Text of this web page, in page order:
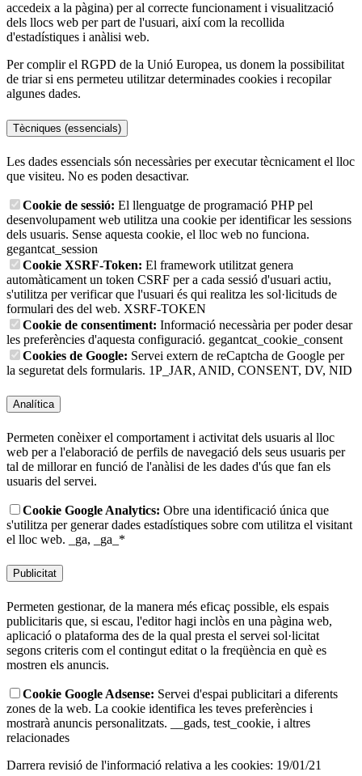
accedeix a la pàgina) per al correcte funcionament i visualització
dels llocs web per part de l'usuari, així com la recollida
d'estadístiques i anàlisi web.
Per complir el RGPD de la Unió Europea, us donem la possibilitat
de triar si ens permeteu utilitzar determinades cookies i recopilar
algunes dades.
Tècniques (essencials)
Les dades essencials són necessàries per executar tècnicament el lloc
que visiteu. No es poden desactivar.
Cookie de sessió: El llenguatge de programació PHP pel
desenvolupament web utilitza una cookie per identificar les sessions
dels usuaris. Sense aquesta cookie, el lloc web no funciona.
gegantcat_session
Cookie XSRF-Token: El framework utilitzat genera
automàticament un token CSRF per a cada sessió d'usuari actiu,
s'utilitza per verificar que l'usuari és qui realitza les sol·licituds de
formulari des del web. XSRF-TOKEN
Cookie de consentiment: Informació necessària per poder desar
les preferències d'aquesta configuració. gegantcat_cookie_consent
Cookies de Google: Servei extern de reCaptcha de Google per
la seguretat dels formularis. 1P_JAR, ANID, CONSENT, DV, NID
Analítica
Permeten conèixer el comportament i activitat dels usuaris al lloc
web per a l'elaboració de perfils de navegació dels seus usuaris per
tal de millorar en funció de l'anàlisi de les dades d'ús que fan els
usuaris del servei.
Cookie Google Analytics: Obre una identificació única que
s'utilitza per generar dades estadístiques sobre com utilitza el visitant
el lloc web.
_ga, _ga_*
Publicitat
Permeten gestionar, de la manera més eficaç possible, els espais
publicitaris que, si escau, l'editor hagi inclòs en una pàgina web,
aplicació o plataforma des de la qual presta el servei sol·licitat
segons criteris com el contingut editat o la freqüència en què es
mostren els anuncis.
Cookie Google Adsense: Servei d'espai publicitari a diferents
zones de la web. La cookie identifica les teves preferències i
mostrarà anuncis personalitzats.
__gads, test_cookie, i altres
relacionades
Darrera revisió de l'informació relativa a les cookies: 19/01/21